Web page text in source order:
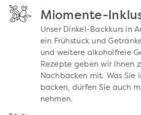
Miomente-
Unser Dinkel-Backkurs in
ein Frühstück und
und weitere alkoholfreie
Rezepte geben wir Ihnen
Nachbacken mit. Was Sie
backen, dürfen Sie auch
nehmen.